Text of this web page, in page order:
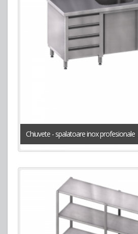
Chiuvete - spalatoare inox profesionale